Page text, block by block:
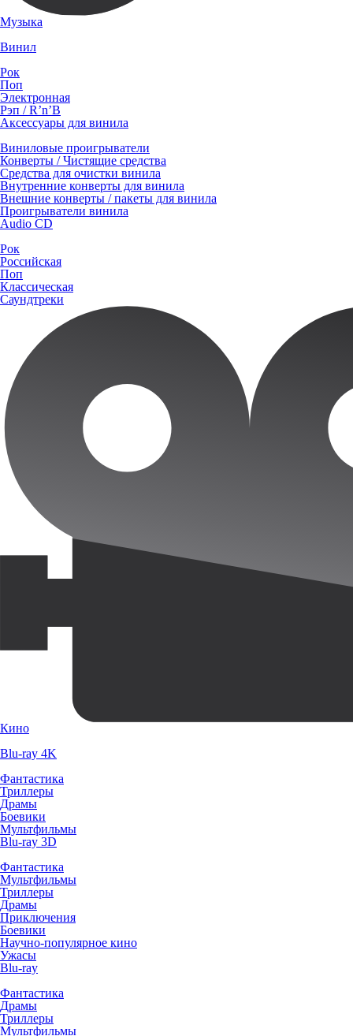
Музыка
Винил
Рок
Поп
Электронная
Рэп / R’n’B
Аксессуары для винила
Виниловые проигрыватели
Конверты / Чистящие средства
Средства для очистки винила
Внутренние конверты для винила
Внешние конверты / пакеты для винила
Проигрыватели винила
Audio CD
Рок
Российская
Поп
Классическая
Саундтреки
Кино
Blu-ray 4K
Фантастика
Триллеры
Драмы
Боевики
Мультфильмы
Blu-ray 3D
Фантастика
Мультфильмы
Триллеры
Драмы
Приключения
Боевики
Научно-популярное кино
Ужасы
Blu-ray
Фантастика
Драмы
Триллеры
Мультфильмы